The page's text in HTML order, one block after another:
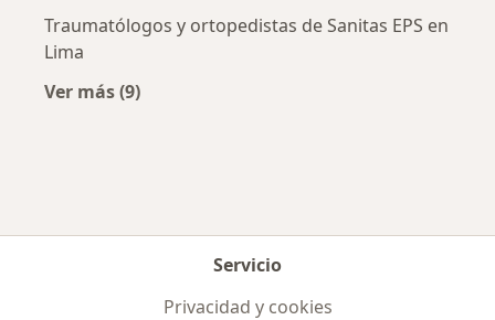
Traumatólogos y ortopedistas de Sanitas EPS en
Lima
Ver más (9)
Servicio
Privacidad y cookies